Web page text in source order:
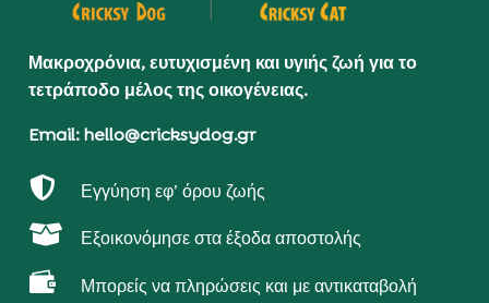
Μακροχρόνια, ευτυχισμένη και υγιής ζωή για το
τετράποδο μέλος της οικογένειας.
Email: hello@cricksydog.gr
 Εγγύηση εφ’ όρου ζωής
 Εξοικονόμησε στα έξοδα αποστολής
 Μπορείς να πληρώσεις και με αντικαταβολή